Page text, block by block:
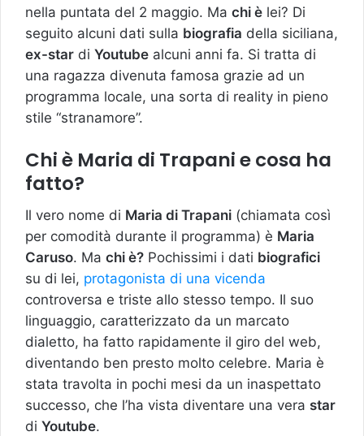
nella puntata del 2 maggio. Ma chi è lei? Di
seguito alcuni dati sulla biografia della siciliana,
ex-star di Youtube alcuni anni fa. Si tratta di
una ragazza divenuta famosa grazie ad un
programma locale, una sorta di reality in pieno
stile “stranamore”.
Chi è Maria di Trapani e cosa ha
fatto?
Il vero nome di Maria di Trapani (chiamata così
per comodità durante il programma) è Maria
Caruso. Ma chi è? Pochissimi i dati biografici
su di lei, protagonista di una vicenda
controversa e triste allo stesso tempo. Il suo
linguaggio, caratterizzato da un marcato
dialetto, ha fatto rapidamente il giro del web,
diventando ben presto molto celebre. Maria è
stata travolta in pochi mesi da un inaspettato
successo, che l’ha vista diventare una vera star
di Youtube.